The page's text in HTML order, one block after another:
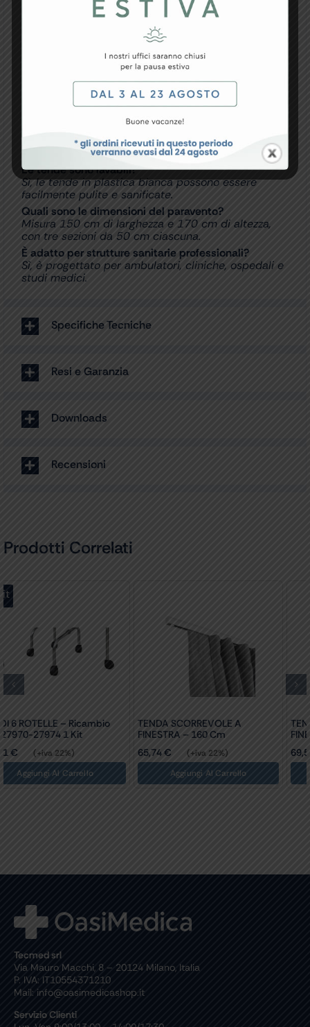
FAQ – Domande e Risposte
A cosa serve il Paravento a 3 Ante?
Serve a creare zone di privacy e riservatezza
durante visite mediche, trattamenti e procedure
assistenziali.
Di quale materiale è realizzata la struttura?
La struttura è realizzata in lega di alluminio leggera
e resistente.
Le tende sono lavabili?
Sì, le tende in plastica bianca possono essere
facilmente pulite e sanificate.
Quali sono le dimensioni del paravento?
Misura 150 cm di larghezza e 170 cm di altezza,
con tre sezioni da 50 cm ciascuna.
È adatto per strutture sanitarie professionali?
Sì, è progettato per ambulatori, cliniche, ospedali e
studi medici.
Specifiche Tecniche
Resi e Garanzia
Downloads
Recensioni
Prodotti Correlati
TENDA SCORREVOLE A
FINESTRA – 160 Cm
65,74€
(+iva 22%)
Aggiungi Al Carrello
TENDA SCORREVOLE A
FINESTRA – 210 Cm
69,50€
(+iva 22%)
Aggiungi Al Carrello
Tecmed srl
Via Mauro Macchi, 8 – 20124 Milano, Italia
P. IVA: IT10554371210
Mail: info@oasimedicashop.it
Servizio Clienti